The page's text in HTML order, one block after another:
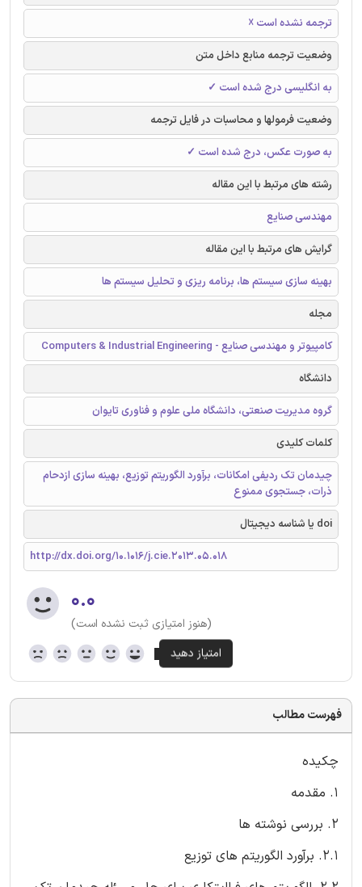
ترجمه نشده است ☓
وضعیت ترجمه منابع داخل متن
به انگلیسی درج شده است ✓
وضعیت فرمولها و محاسبات در فایل ترجمه
به صورت عکس، درج شده است ✓
رشته های مرتبط با این مقاله
مهندسی صنایع
گرایش های مرتبط با این مقاله
بهینه سازی سیستم ها، برنامه ریزی و تحلیل سیستم ها
مجله
کامپیوتر و مهندسی صنایع - Computers & Industrial Engineering
دانشگاه
گروه مدیریت صنعتی، دانشگاه ملی علوم و فناوری تایوان
کلمات کلیدی
چیدمان تک ردیفی امکانات، برآورد الگوریتم توزیع، بهینه سازی ازدحام
ذرات، جستجوی ممنوع
doi یا شناسه دیجیتال
http://dx.doi.org/10.1016/j.cie.2013.05.018
۰.۰
(هنوز امتیازی ثبت نشده است)
فهرست مطالب
چکیده
1. مقدمه
2. بررسی نوشته ها
2.1. برآورد الگوریتم های توزیع